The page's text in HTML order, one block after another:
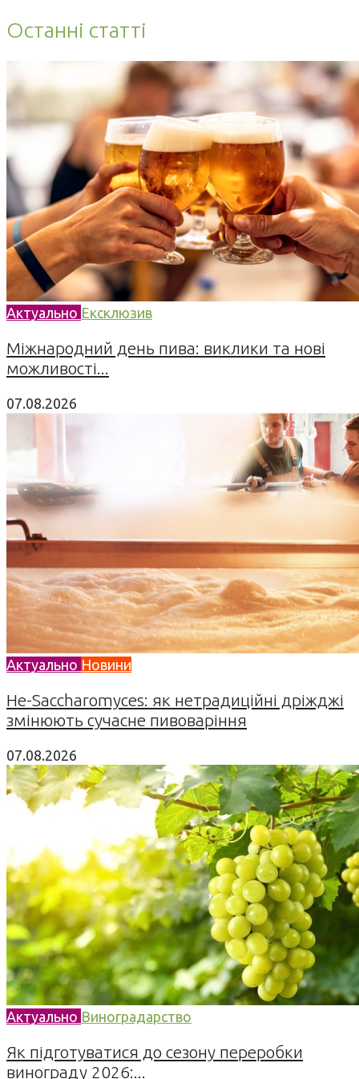
Останні статті
Актуально Ексклюзив
Міжнародний день пива: виклики та нові
можливості...
07.08.2026
Актуально Новини
Не-Saccharomyces: як нетрадиційні дріжджі
змінюють сучасне пивоваріння
07.08.2026
Актуально Виноградарство
Як підготуватися до сезону переробки
винограду 2026:...